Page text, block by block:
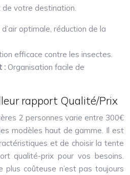
votre destination.
d’air optimale, réduction de la
efficace contre les insectes.
: Organisation facile de
rapport Qualité/Prix
2 personnes varie entre 300€
modèles haut de gamme. Il est
et de choisir la tente
qualité-prix pour vos besoins.
plus coûteuse n’est pas toujours